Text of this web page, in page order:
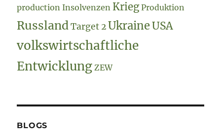
production Insolvenzen Krieg Produktion
Russland Target 2 Ukraine USA
volkswirtschaftliche
Entwicklung ZEW
BLOGS